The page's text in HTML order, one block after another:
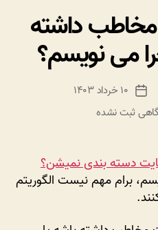
داشته
می نویسم؟
تاریخ
نوشته
۱۰ خرداد ۱۴۰۳
برای
خوام
مخاطب
داشته
ثبت نشده
دسته بندی نمیشن؟
برام مهم نیست الگوریتم